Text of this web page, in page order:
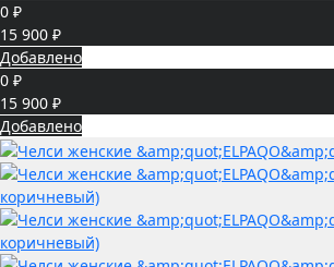
0 ₽
15 900 ₽
Добавлено
0 ₽
15 900 ₽
Добавлено